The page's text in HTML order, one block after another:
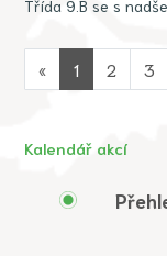
Třída 9.B se s
« 1 2 3
Kalendář akcí